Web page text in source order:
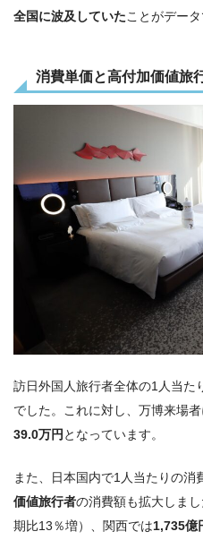
全国に波及していたことがデー
消費単価と高付加価値旅
訪日外国人旅行者全体の1人当た
でした。これに対し、万博来場
39.0万円となっています。
また、日本国内で1人当たりの消
価値旅行者の消費額も拡大しま
期比13％増）、関西では1,735億